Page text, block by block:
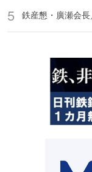
鉄産懇・廣瀬会